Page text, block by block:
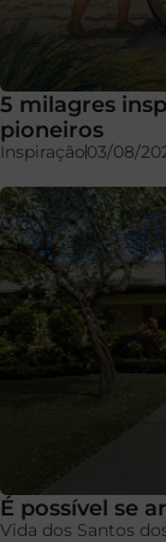
5 milagres
pioneiros
Inspiração03/08/
É possível se
Vida dos Santos